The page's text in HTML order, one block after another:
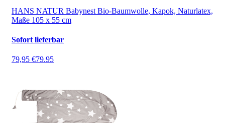
HANS NATUR Babynest Bio-Baumwolle, Kapok, Naturlatex,
Maße 105 x 55 cm
Sofort lieferbar
79,95 €79.95